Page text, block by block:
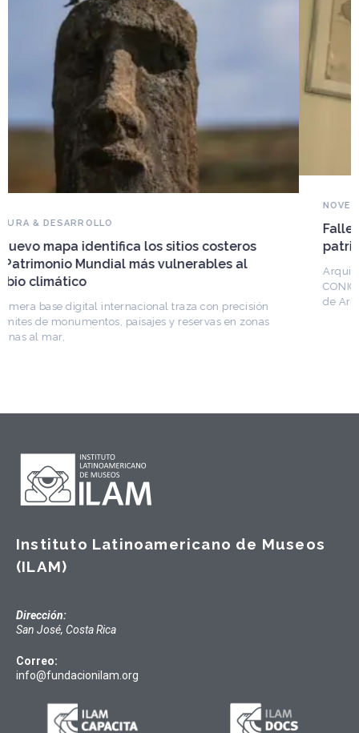
Falleció Ramón Gutiérrez, guardián del
patrimonio iberoamericano
Arquitecto, historiador e Investigador Superior del
CONICET, fundó el CEDODAL e impulsó los Seminarios
de Arquitectura Latinoamericana. Publicó más de
Instituto Latinoamericano de Museos
(ILAM)
Dirección:
San José, Costa Rica
Correo:
info@fundacionilam.org